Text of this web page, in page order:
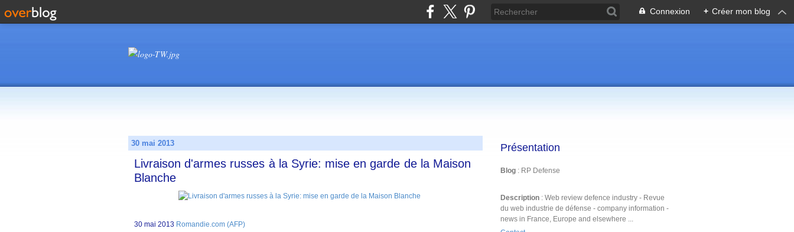
Connexion + Créer mon blog
30 mai 2013
Livraison d'armes russes à la Syrie: mise en garde de la Maison
Blanche
30 mai 2013 Romandie.com (AFP)
Présentation
Blog : RP Defense
Description : Web review defence industry - Revue
du web industrie de défense - company information -
news in France, Europe and elsewhere ...